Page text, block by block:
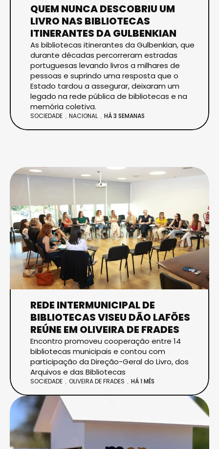
QUEM NUNCA DESCOBRIU UM
LIVRO NAS BIBLIOTECAS
ITINERANTES DA GULBENKIAN
As bibliotecas itinerantes da Gulbenkian, que
durante décadas percorreram estradas
portuguesas levando livros a milhares de
pessoas e suprindo uma resposta que o
Estado tardou a assegurar, deixaram um
legado na rede pública de bibliotecas e na
memória coletiva.
SOCIEDADE NACIONAL HÁ 3 SEMANAS
REDE INTERMUNICIPAL DE
BIBLIOTECAS VISEU DÃO LAFÕES
REÚNE EM OLIVEIRA DE FRADES
Encontro promoveu cooperação entre 14
bibliotecas municipais e contou com
participação da Direção-Geral do Livro, dos
Arquivos e das Bibliotecas
SOCIEDADE OLIVEIRA DE FRADES HÁ 1 MÊS